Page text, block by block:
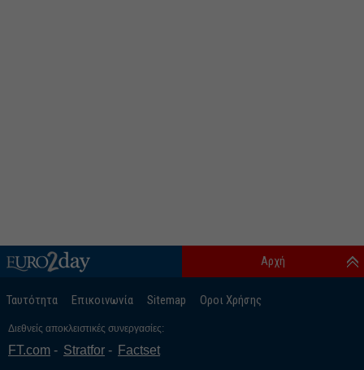
Ταυτότητα Επικοινωνία Sitemap Οροι Χρήσης
Αρχή
Διεθνείς αποκλειστικές συνεργασίες:
FT.com Stratfor Factset